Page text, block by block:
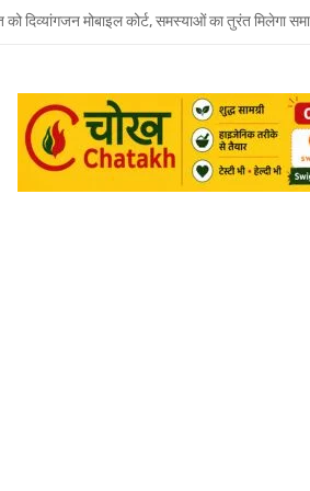
दिव्यांगजन मोबाइल कोर्ट, समस्याओं का तुरंत मिलेगा
में उमाशंकर सिंह को अंतिम विदाई, बेटे प्रिंस युकेश देंगे
को होगा उमाशंकर सिंह का अंतिम संस्कार, दुकानें बंद
विधानसभा से जुड़े थे उमाशंकर सिंह, पूरे सदन ने की थी